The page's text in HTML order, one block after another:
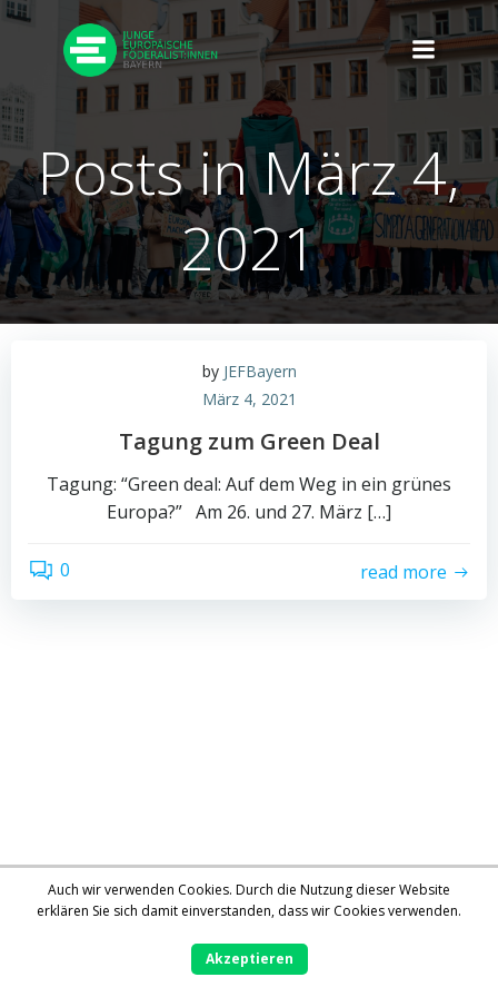
Zum
Inhalt
springen
Posts in März 4,
2021
by JEFBayern
März 4, 2021
Tagung zum Green Deal
Tagung: “Green deal: Auf dem Weg in ein grünes
Europa?” Am 26. und 27. März […]
0 read more
Auch wir verwenden Cookies. Durch die Nutzung dieser Website
erklären Sie sich damit einverstanden, dass wir Cookies verwenden.
Akzeptieren